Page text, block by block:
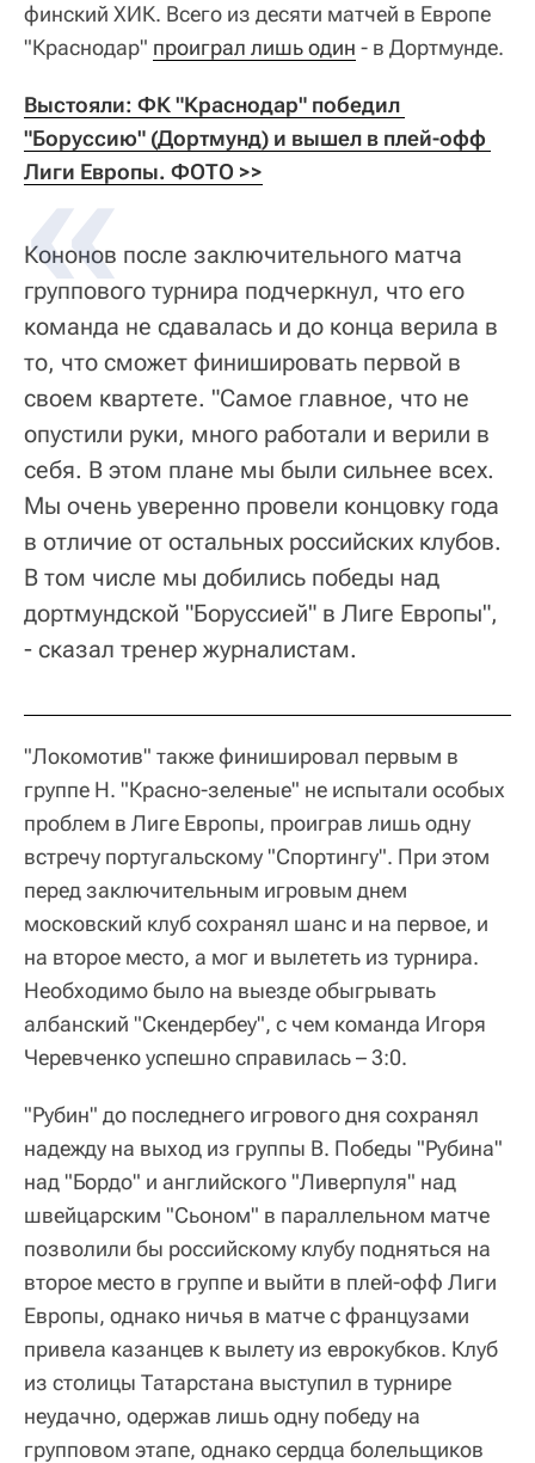
финский ХИК. Всего из десяти матчей в Европе
"Краснодар" проиграл лишь один - в Дортмунде.
Выстояли: ФК "Краснодар" победил
"Боруссию" (Дортмунд) и вышел в плей-офф
Лиги Европы. ФОТО >>
Кононов после заключительного матча
группового турнира подчеркнул, что его
команда не сдавалась и до конца верила в
то, что сможет финишировать первой в
своем квартете. "Самое главное, что не
опустили руки, много работали и верили в
себя. В этом плане мы были сильнее всех.
Мы очень уверенно провели концовку года
в отличие от остальных российских клубов.
В том числе мы добились победы над
дортмундской "Боруссией" в Лиге Европы",
- сказал тренер журналистам.
"Локомотив" также финишировал первым в
группе H. "Красно-зеленые" не испытали особых
проблем в Лиге Европы, проиграв лишь одну
встречу португальскому "Спортингу". При этом
перед заключительным игровым днем
московский клуб сохранял шанс и на первое, и
на второе место, а мог и вылететь из турнира.
Необходимо было на выезде обыгрывать
албанский "Скендербеу", с чем команда Игоря
Черевченко успешно справилась – 3:0.
"Рубин" до последнего игрового дня сохранял
надежду на выход из группы B. Победы "Рубина"
над "Бордо" и английского "Ливерпуля" над
швейцарским "Сьоном" в параллельном матче
позволили бы российскому клубу подняться на
второе место в группе и выйти в плей-офф Лиги
Европы, однако ничья в матче с французами
привела казанцев к вылету из еврокубков. Клуб
из столицы Татарстана выступил в турнире
неудачно, одержав лишь одну победу на
групповом этапе, однако сердца болельщиков